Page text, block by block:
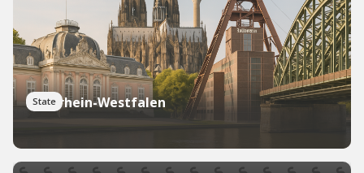
State
Nordrhein-Westfalen